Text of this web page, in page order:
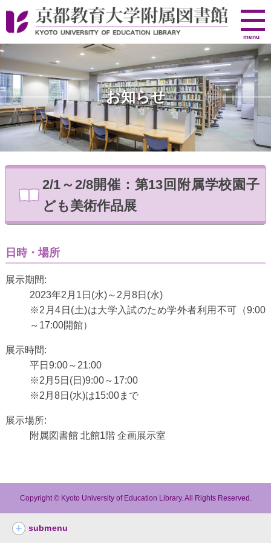
submenu
京
都
教
育
大
学
附
属
図
書
menu
お知らせ
2/1～2/8開催：第13回附属学校園子
ども美術作品展
日時・場所
展示期間:
2023年2月1日(水)～2月8日(水)
※2月4日(土)は大学入試のため学外者利用不可（9:00
～17:00開館）
展示時間:
平日9:00～21:00
※2月5日(日)9:00～17:00
※2月8日(水)は15:00まで
展示場所:
附属図書館 北館1階 企画展示室
Copyright © Kyoto University of Education Library. All Rights Reserved.